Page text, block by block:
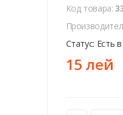
Код товара:
Статус: Есть
15 лей